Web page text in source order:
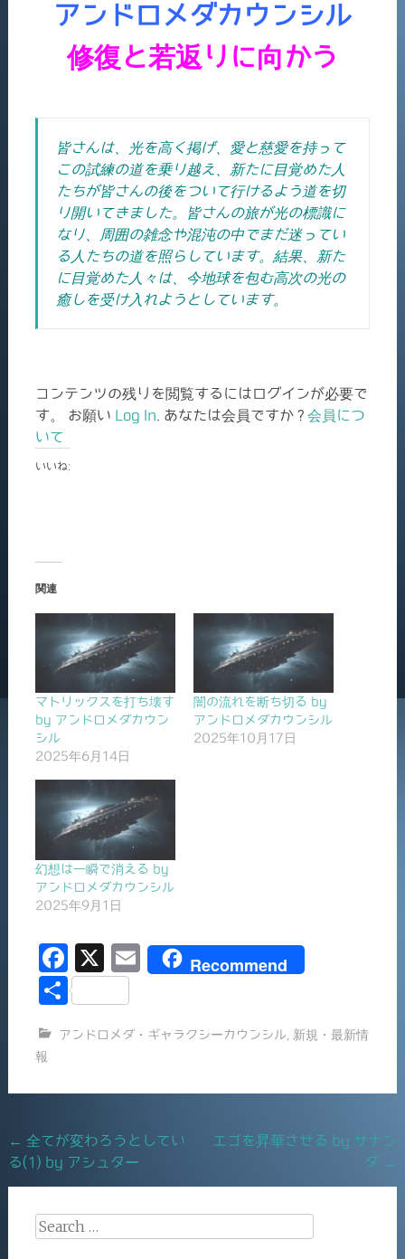
アンドロメダカウンシル
修復と若返りに向かう
皆さんは、光を高く掲げ、愛と慈愛を持って
この試練の道を乗り越え、新たに目覚めた人
たちが皆さんの後をついて行けるよう道を切
り開いてきました。皆さんの旅が光の標識に
なり、周囲の雑念や混沌の中でまだ迷ってい
る人たちの道を照らしています。結果、新た
に目覚めた人々は、今地球を包む高次の光の
癒しを受け入れようとしています。
コンテンツの残りを閲覧するにはログインが必要で
す。 お願い Log In . あなたは会員ですか ? 会員につ
いて
いいね:
関連
マトリックスを打ち壊す
by アンドロメダカウン
シル
2025年6月14日
闇の流れを断ち切る by
アンドロメダカウンシル
2025年10月17日
幻想は一瞬で消える by
アンドロメダカウンシル
2025年9月1日
F
a
e
o
o
k
X
E
l
Recommend
共
アンドロメダ・ギャラクシーカウンシル
新規・最新情
報
Post
navigation
← 全てが変わろうとしてい
る(1) by アシュター
エゴを昇華させる by サナン
ダ →
Search